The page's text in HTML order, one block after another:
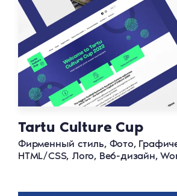
Tartu Culture Cup
Фирменный стиль, Фото,
HTML/CSS, Лого, Веб-дизайн,